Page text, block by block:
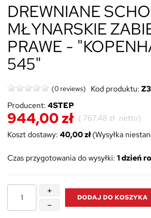
DREWNIANE
MŁYNARSKIE
PRAWE -
545"
(0 reviews) Kod produktu:
Producent: 4STEP
944,00 zł ( 767.48 zł netto)
Koszt dostawy: 40,00 zł(Wysyłka
Czas przygotowania do wysyłki: 1 dzień
DODAJ DO KOSZYKA